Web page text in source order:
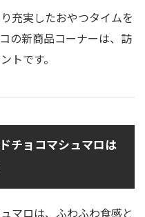
充実したおやつタイムを
の新商品コーナーは、訪
トです。
チョコマシュマロは
マロは、ふわふわ食感と